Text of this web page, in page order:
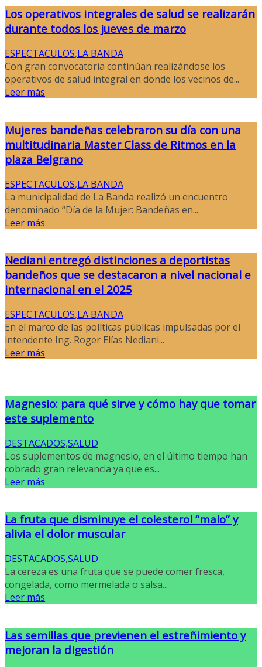
Los operativos integrales de salud se realizarán
durante todos los jueves de marzo
ESPECTACULOS,LA BANDA
Con gran convocatoria continúan realizándose los
operativos de salud integral en donde los vecinos de...
Leer más
Mujeres bandeñas celebraron su día con una
multitudinaria Master Class de Ritmos en la
plaza Belgrano
ESPECTACULOS,LA BANDA
La municipalidad de La Banda realizó un encuentro
denominado “Día de la Mujer: Bandeñas en...
Leer más
Nediani entregó distinciones a deportistas
bandeños que se destacaron a nivel nacional e
internacional en el 2025
ESPECTACULOS,LA BANDA
En el marco de las políticas públicas impulsadas por el
intendente Ing. Roger Elías Nediani...
Leer más
Magnesio: para qué sirve y cómo hay que tomar
este suplemento
DESTACADOS,SALUD
Los suplementos de magnesio, en el último tiempo han
cobrado gran relevancia ya que es...
Leer más
La fruta que disminuye el colesterol “malo” y
alivia el dolor muscular
DESTACADOS,SALUD
La cereza es una fruta que se puede comer fresca,
congelada, como mermelada o salsa...
Leer más
Las semillas que previenen el estreñimiento y
mejoran la digestión